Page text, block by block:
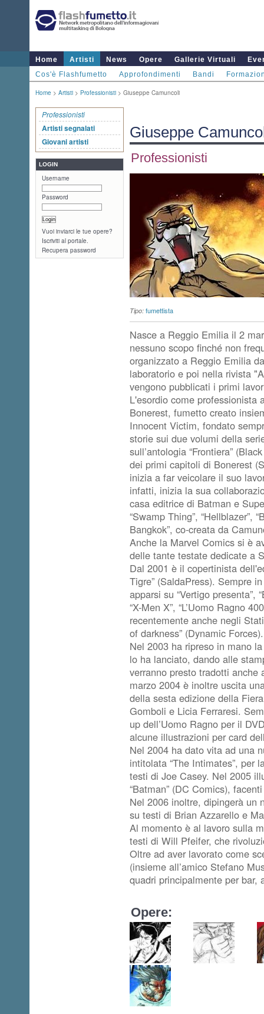
Home Artisti News Opere Gallerie Virtuali
Cos'è Flashfumetto
Approfondimenti Bandi
Home > Artisti > Professionisti > Giuseppe Camuncoli
Professionisti
Artisti segnalati
Giovani artisti
LOGIN
Username
Password
Vuoi inviarci le tue opere?
Iscriviti al portale.
Recupera password
Giuseppe
Professionisti
Tipo: fumettista
Nasce a Reggio Emilia il 2
nessuno scopo finché non
organizzato a Reggio Emilia
laboratorio e poi nella rivista
vengono pubblicati i primi
L'esordio come professionista
Bonerest, fumetto creato
Innocent Victim, fondato
storie sui due volumi della
sull’antologia “Frontiera”
dei primi capitoli di Bonerest
inizia a far veicolare il suo
infatti, inizia la sua
casa editrice di Batman e
“Swamp Thing”, “Hellblazer”,
Bangkok”, co-creata da
Anche la Marvel Comics si è
delle tante testate dedicate a
Dal 2001 è il copertinista
Tigre” (SaldaPress). Sempre
apparsi su “Vertigo presenta”,
“X-Men X”, “L’Uomo Ragno
recentemente anche negli
of darkness” (Dynamic Forces).
Nel 2003 ha ripreso in mano
lo ha lanciato, dando alle
verranno presto tradotti
marzo 2004 è inoltre uscita
della sesta edizione della
Gomboli e Licia Ferraresi.
up dell’Uomo Ragno per il
alcune illustrazioni per card
Nel 2004 ha dato vita ad una
intitolata “The Intimates”, per
testi di Joe Casey. Nel 2005
“Batman” (DC Comics),
Nel 2006 inoltre, dipingerà un
su testi di Brian Azzarello e
Al momento è al lavoro sulla
testi di Will Pfeifer, che
Oltre ad aver lavorato come
(insieme all’amico Stefano
quadri principalmente per
Opere: